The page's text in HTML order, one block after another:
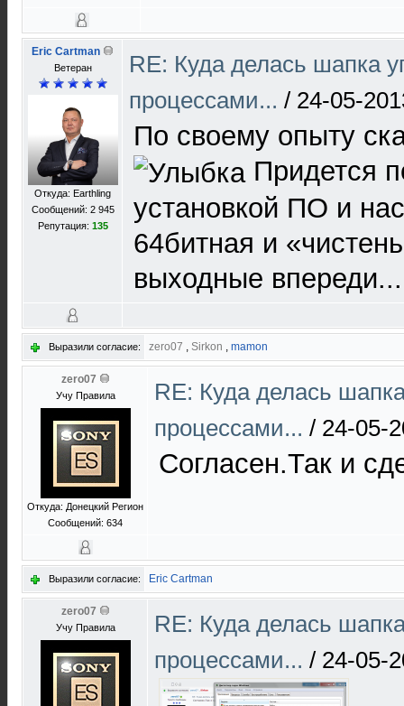
Eric Cartman
Ветеран
Откуда: Earthling
Сообщений: 2 945
Репутация: 135
RE: Куда делась шапка
процессами... / 24-05-
По своему опыту
Придется
установкой ПО и
64битная и
выходные впереди...
Выразили согласие: zero07 , Sirkon , mamon
zero07
Учу Правила
Откуда: Донецкий Регион
Сообщений: 634
RE: Куда делась
процессами... / 24-05-
Согласен.Так и
Выразили согласие: Eric Cartman
zero07
Учу Правила
RE: Куда делась
процессами... / 24-05-